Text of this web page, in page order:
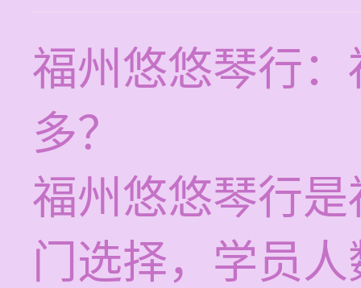
福州悠悠琴行
多？
福州悠悠琴行
门选择，学员